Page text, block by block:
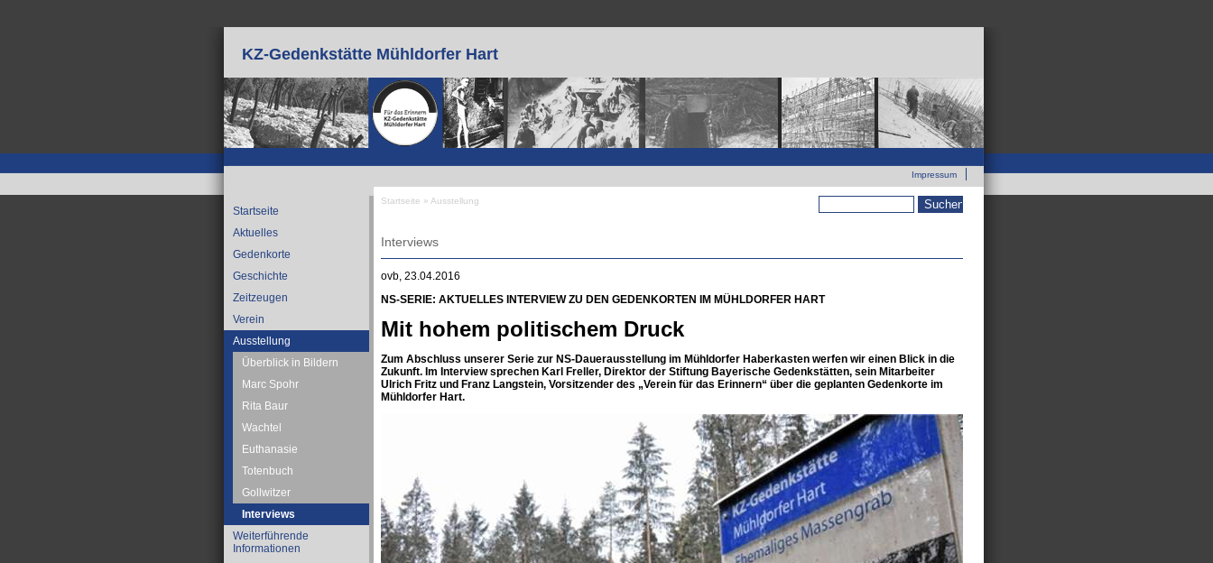
KZ-Gedenkstätte Mühldorfer Hart
Impressum
Startseite
Aktuelles
Gedenkorte
Geschichte
Zeitzeugen
Verein
Ausstellung
Überblick in Bildern
Marc Spohr
Rita Baur
Wachtel
Euthanasie
Totenbuch
Gollwitzer
Interviews
Weiterführende
Informationen
Suchformular
Startseite » Ausstellung
Interviews
ovb, 23.04.2016
NS-SERIE: AKTUELLES INTERVIEW ZU DEN GEDENKORTEN IM MÜHLDORFER HART
Mit hohem politischem Druck
Zum Abschluss unserer Serie zur NS-Dauerausstellung im Mühldorfer Haberkasten werfen wir einen Blick in die
Zukunft. Im Interview sprechen Karl Freller, Direktor der Stiftung Bayerische Gedenkstätten, sein Mitarbeiter
Ulrich Fritz und Franz Langstein, Vorsitzender des „Verein für das Erinnern“ über die geplanten Gedenkorte im
Mühldorfer Hart.